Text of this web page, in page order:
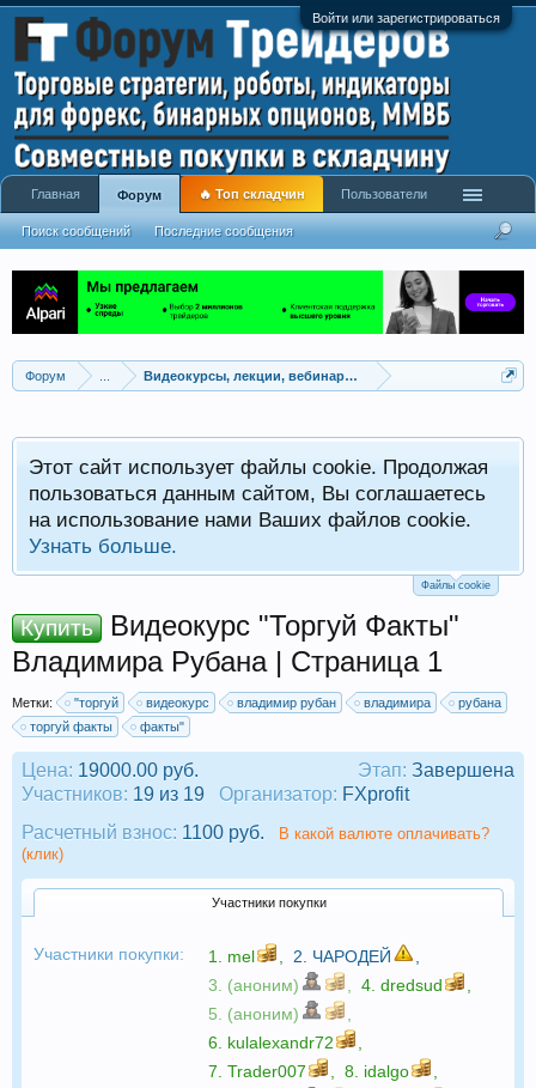
Войти или зарегистрироваться
Форум Видеокурсы, лекции, вебинары, учебный материал
Этот сайт использует файлы cookie. Продолжая
пользоваться данным сайтом, Вы соглашаетесь
на использование нами Ваших файлов cookie.
Узнать больше.
Файлы cookie
Купить
Видеокурс "Торгуй Факты"
Владимира Рубана | Страница 1
Метки: "торгуй видеокурс владимир рубан владимира
рубана
торгуй факты
факты"
Этап: Завершена
Цена: 19000.00 руб.
Участников: 19 из 19 Организатор: FXprofit
Расчетный взнос: 1100 руб.
В какой валюте оплачивать?
(клик)
Участники покупки
Участники покупки: 1. mel 2. ЧАРОДЕЙ
3. (аноним)
4. dredsud
5. (аноним)
6. kulalexandr72
7. Trader007 8. idalgo
Главная Форум
Поиск сообщений Последние сообщения
🔥 Топ складчин Пользователи